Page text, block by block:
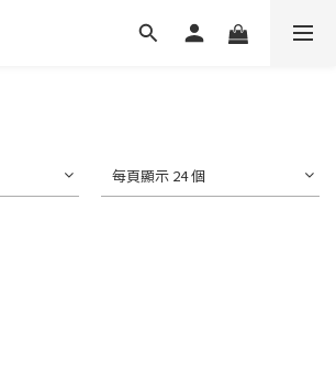
每頁顯示 24 個